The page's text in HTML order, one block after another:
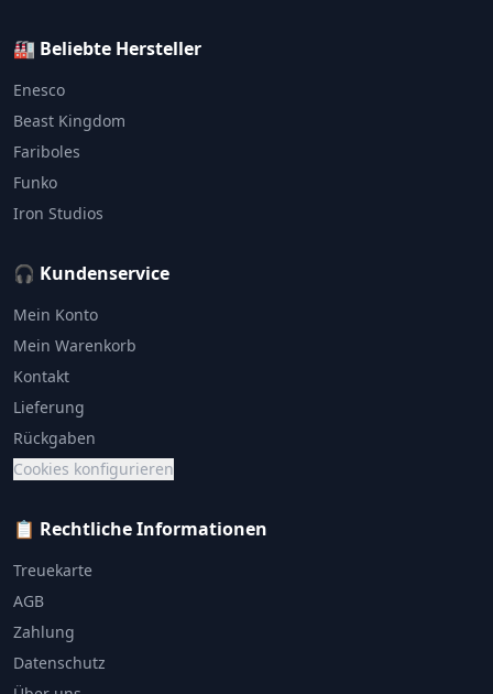
🏭 Beliebte Hersteller
Enesco
Beast Kingdom
Fariboles
Funko
Iron Studios
🎧 Kundenservice
Mein Konto
Mein Warenkorb
Kontakt
Lieferung
Rückgaben
Cookies konfigurieren
📋 Rechtliche Informationen
Treuekarte
AGB
Zahlung
Datenschutz